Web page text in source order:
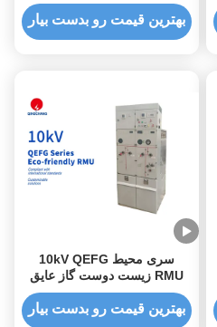
بهترین قیمت رو بدست بیار
10kV QEFG سری محیط
زیست دوست گاز عایق RMU
بهترین قیمت رو بدست بیار